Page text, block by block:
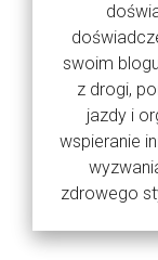
swoim
z drogi,
jazdy i
wspieranie
zdrowego